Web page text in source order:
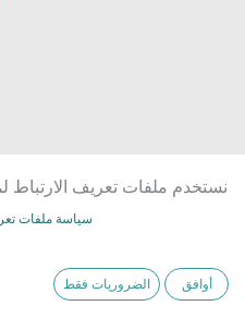
نستخدم ملفات تعريف
سياسة ملفات
الضروريات فقط أوافق